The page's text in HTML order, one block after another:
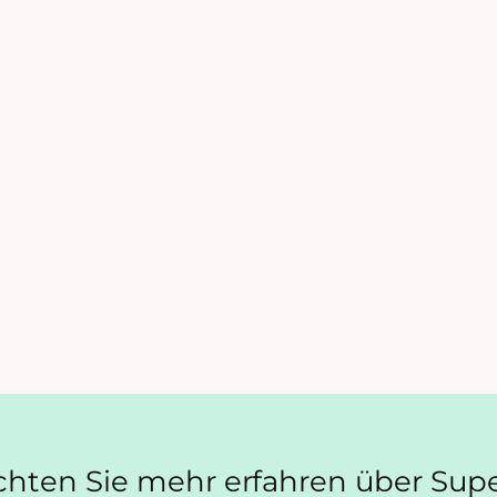
Sie mehr erfahren über